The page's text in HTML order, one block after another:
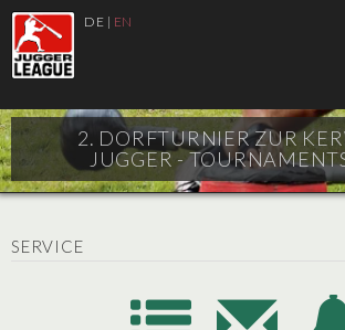
DE | EN
2. DORFTURNIER ZUR
JUGGER -
SERVICE